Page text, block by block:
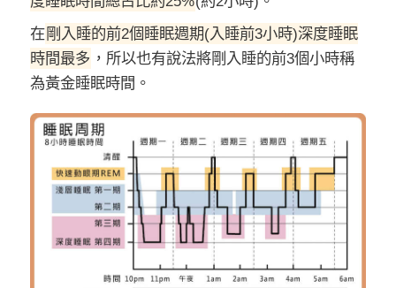
在 剛入睡的前2個睡眠週期(入睡前3小時)深度睡眠
時間最多 ，所以也有說法將剛入睡的前3個小時稱
為黃金睡眠時間。